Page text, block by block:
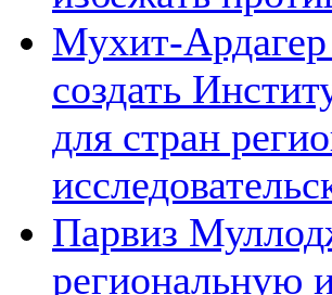
Мухит-
создать
для стран
Парвиз
региональную